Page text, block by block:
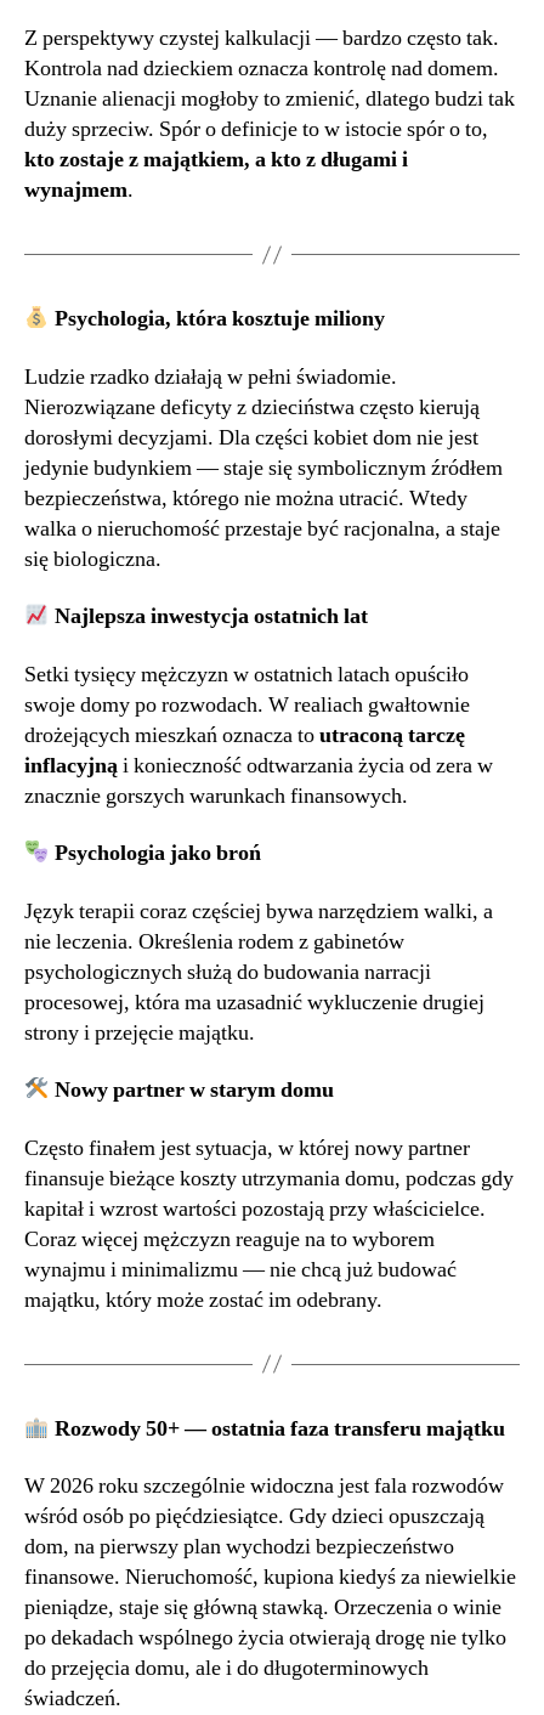
Z perspektywy czystej kalkulacji — bardzo często tak.
Kontrola nad dzieckiem oznacza kontrolę nad domem.
Uznanie alienacji mogłoby to zmienić, dlatego budzi tak
duży sprzeciw. Spór o definicje to w istocie spór o to,
kto zostaje z majątkiem, a kto z długami i
wynajmem.
Psychologia, która kosztuje miliony
Ludzie rzadko działają w pełni świadomie.
Nierozwiązane deficyty z dzieciństwa często kierują
dorosłymi decyzjami. Dla części kobiet dom nie jest
jedynie budynkiem — staje się symbolicznym źródłem
bezpieczeństwa, którego nie można utracić. Wtedy
walka o nieruchomość przestaje być racjonalna, a staje
się biologiczna.
Najlepsza inwestycja ostatnich lat
Setki tysięcy mężczyzn w ostatnich latach opuściło
swoje domy po rozwodach. W realiach gwałtownie
drożejących mieszkań oznacza toutraconą tarczę
inflacyjnąi konieczność odtwarzania życia od zera w
znacznie gorszych warunkach finansowych.
Psychologia jako broń
Język terapii coraz częściej bywa narzędziem walki, a
nie leczenia. Określenia rodem z gabinetów
psychologicznych służą do budowania narracji
procesowej, która ma uzasadnić wykluczenie drugiej
strony i przejęcie majątku.
Nowy partner w starym domu
Często finałem jest sytuacja, w której nowy partner
finansuje bieżące koszty utrzymania domu, podczas gdy
kapitał i wzrost wartości pozostają przy właścicielce.
Coraz więcej mężczyzn reaguje na to wyborem
wynajmu i minimalizmu — nie chcą już budować
majątku, który może zostać im odebrany.
Rozwody 50+ — ostatnia faza transferu majątku
W 2026 roku szczególnie widoczna jest fala rozwodów
wśród osób po pięćdziesiątce. Gdy dzieci opuszczają
dom, na pierwszy plan wychodzi bezpieczeństwo
finansowe. Nieruchomość, kupiona kiedyś za niewielkie
pieniądze, staje się główną stawką. Orzeczenia o winie
po dekadach wspólnego życia otwierają drogę nie tylko
do przejęcia domu, ale i do długoterminowych
świadczeń.